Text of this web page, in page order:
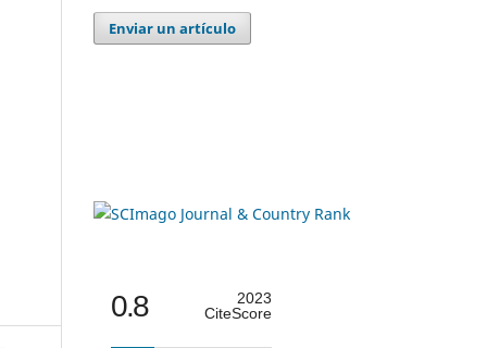
Enviar un artículo
0.8
2023
CiteScore